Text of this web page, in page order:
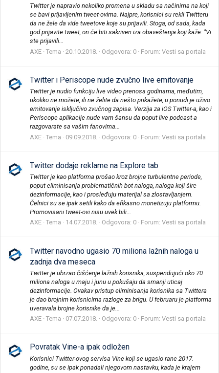
Twitter je napravio nekoliko promena u skladu sa načinima na koji
se bavi prijavljenim tweet-ovima. Najpre, korisnici su rekli Twitteru
da ne žele da vide tweetove koje su prijavili. Stoga, od sada, kada
god prijavite tweet, on će biti sakriven iza obaveštenja koji kaže: "Vi
ste prijavili...
AXE Tema 20.10.2018. Odgovora: 0 Forum: Vesti sa portala
Twitter i Periscope nude zvučno live emitovanje
Twitter je nudio funkciju live video prenosa godinama, međutim,
ukoliko ne možete, ili ne želite da nešto prikažete, u ponudi je uživo
emitovanje isključivo zvučnog zapisa. Verzija za iOS Twitter-a, kao i
Periscope aplikacije nude vam šansu da poput live podcast-a
razgovarate sa vašim fanovima...
AXE Tema 09.09.2018. Odgovora: 0 Forum: Vesti sa portala
Twitter dodaje reklame na Explore tab
Twitter je kao platforma prošao kroz brojne turbulentne periode,
poput eliminisanja problematičnih bot-naloga, naloga koji šire
dezinformacije, kao i prosleđuju materijal sa zlostavljanjem.
Čelnici su se ipak setili kako da efikasno monetizuju platformu.
Promovisani tweet-ovi nisu uvek bili...
AXE Tema 14.07.2018. Odgovora: 0 Forum: Vesti sa portala
Twitter navodno ugasio 70 miliona lažnih naloga u
zadnja dva meseca
Twitter je ubrzao čišćenje lažnih korisnika, suspendujući oko 70
miliona naloga u maju i junu u pokušaju da smanji uticaj
dezinformacije. Ovakav pristup eliminisanja korisnika sa Twittera
je dao brojnim korisnicima razloge za brigu. U februaru je platforma
uveravala brojne korisnike da je...
AXE Tema 07.07.2018. Odgovora: 0 Forum: Vesti sa portala
Povratak Vine-a ipak odložen
Korisnici Twitter-ovog servisa Vine koji se ugasio rane 2017.
godine, su se ipak ponadali njegovom nastavku, kada je krajem